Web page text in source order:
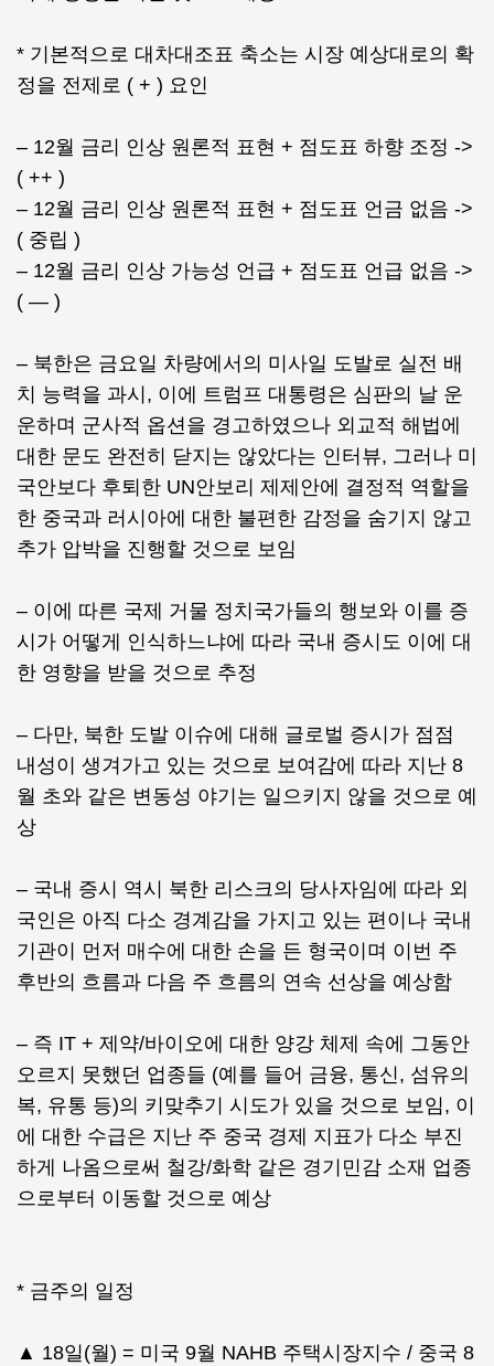
* 기본적으로 대차대조표 축소는 시장 예상대로의 확
정을 전제로 ( + ) 요인
– 12월 금리 인상 원론적 표현 + 점도표 하향 조정 ->
( ++ )
– 12월 금리 인상 원론적 표현 + 점도표 언금 없음 ->
( 중립 )
– 12월 금리 인상 가능성 언급 + 점도표 언급 없음 ->
( — )
– 북한은 금요일 차량에서의 미사일 도발로 실전 배
치 능력을 과시, 이에 트럼프 대통령은 심판의 날 운
운하며 군사적 옵션을 경고하였으나 외교적 해법에
대한 문도 완전히 닫지는 않았다는 인터뷰, 그러나 미
국안보다 후퇴한 UN안보리 제제안에 결정적 역할을
한 중국과 러시아에 대한 불편한 감정을 숨기지 않고
추가 압박을 진행할 것으로 보임
– 이에 따른 국제 거물 정치국가들의 행보와 이를 증
시가 어떻게 인식하느냐에 따라 국내 증시도 이에 대
한 영향을 받을 것으로 추정
– 다만, 북한 도발 이슈에 대해 글로벌 증시가 점점
내성이 생겨가고 있는 것으로 보여감에 따라 지난 8
월 초와 같은 변동성 야기는 일으키지 않을 것으로 예
상
– 국내 증시 역시 북한 리스크의 당사자임에 따라 외
국인은 아직 다소 경계감을 가지고 있는 편이나 국내
기관이 먼저 매수에 대한 손을 든 형국이며 이번 주
후반의 흐름과 다음 주 흐름의 연속 선상을 예상함
– 즉 IT + 제약/바이오에 대한 양강 체제 속에 그동안
오르지 못했던 업종들 (예를 들어 금융, 통신, 섬유의
복, 유통 등)의 키맞추기 시도가 있을 것으로 보임, 이
에 대한 수급은 지난 주 중국 경제 지표가 다소 부진
하게 나옴으로써 철강/화학 같은 경기민감 소재 업종
으로부터 이동할 것으로 예상
* 금주의 일정
▲ 18일(월) = 미국 9월 NAHB 주택시장지수 / 중국 8